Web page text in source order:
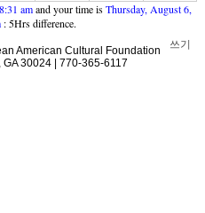
amand your time isThursday, August 6,
: 5Hrs difference.
쓰기
American Cultural Foundation
30024 | 770-365-6117